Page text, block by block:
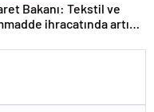
Bakanı: Tekstil ve
ihracatında artış